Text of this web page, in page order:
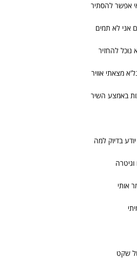
אפשר להסתיר
אני לא תמים
להחזיר
מצאתי אוויר
באמצע השיר
בדיוק למה
אותי
שקט